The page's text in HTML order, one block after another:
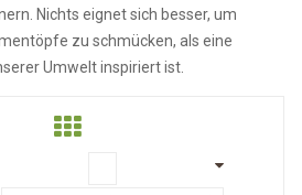
Nichts eignet sich besser, um
zu schmücken, als eine
Umwelt inspiriert ist.